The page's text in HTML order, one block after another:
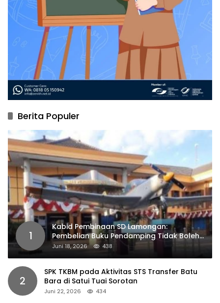
Berita Populer
1
Kabid Pembinaan SD Lamongan:
Pembelian Buku Pendamping Tidak Boleh
Dipaksakan
Juni 18, 2026 438
2
SPK TKBM pada Aktivitas STS Transfer Batu
Bara di Satui Tuai Sorotan
Juni 22, 2026 434